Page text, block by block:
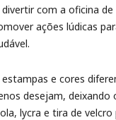
com a oficina
ações lúdicas
e cores
desejam,
lycra e tira de velcro